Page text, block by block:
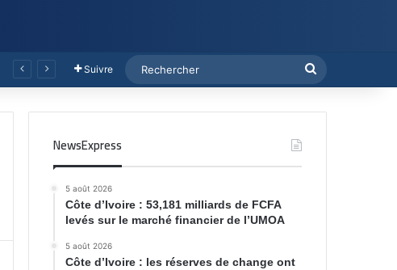
Suivre
NewsExpress
5 août 2026
Côte d’Ivoire : 53,181 milliards de FCFA
levés sur le marché financier de l’UMOA
5 août 2026
Côte d’Ivoire : les réserves de change ont